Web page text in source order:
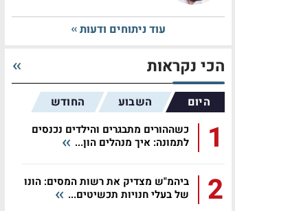
עוד ניתוחים ודעות
הכי נקראות
היום השבוע החודש
1
כשההורים מתבגרים והילדים נכנסים
לתמונה: איך מנהלים הון...
2
ביהמ"ש מצדיק את רשות המסים: הונו
של בעלי חנויות תכשיטים...